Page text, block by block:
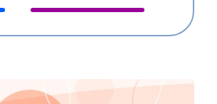
じ